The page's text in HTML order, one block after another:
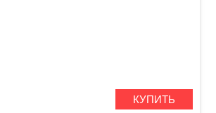
КУПИТЬ